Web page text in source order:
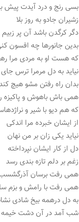
بسی رنج و درد آیدت پیش
زشیران جادو به روز بلا
دگر کرگدن باشد آن پر زبیم
بدین جانورها چه افسون
که هست او به مردی مرا
نیاید به دل مرمرا ترس جای
بدان راه رفتن مشو هیچ کند
همی باش باهوش و پاکیزه
که هم دیو با شیر و
از ایشان خبرده مرا اندکی
نیاید یکی زان بر من نهان
دل از کار ایشان نپرداخته
زغم بر دلم تازه بندی رسد
همی رفت برسان
همی رفت با رامش و بزم
به دل درهمه بیخ شادی
شب آمد در آن دشت خیمه